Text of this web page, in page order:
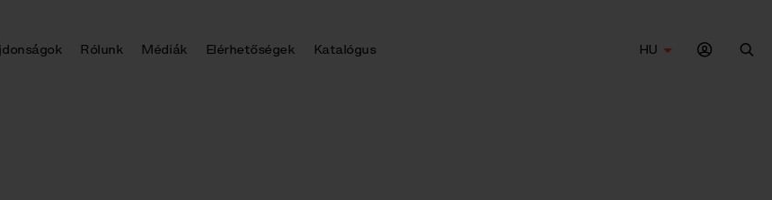
Rólunk Médiák Elérhetőségek Katalógus
HU